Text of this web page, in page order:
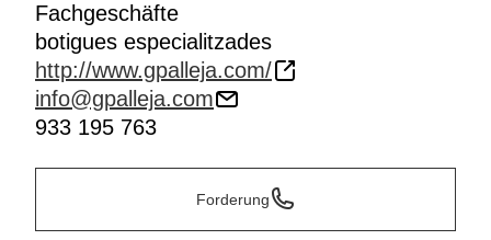
Fachgeschäfte
botigues especialitzades
http://www.gpalleja.com/
info@gpalleja.com
933 195 763
Forderung